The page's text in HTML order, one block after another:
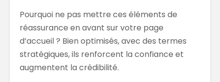
Pourquoi ne pas mettre ces éléments de
réassurance en avant sur votre page
d’accueil ? Bien optimisés, avec des termes
stratégiques, ils renforcent la confiance et
augmentent la crédibilité.